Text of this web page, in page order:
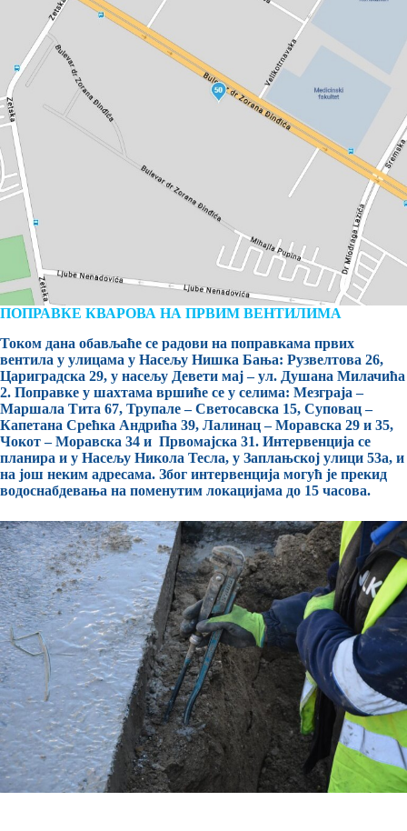
ПОПРАВКЕ КВАРОВА НА ПРВИМ ВЕНТИЛИМА
Током дана обављаће се радови на поправкама првих
вентила у улицама у Насељу Нишка Бања: Рузвелтова 26,
Цариградска 29, у насељу Девети мај – ул. Душана Милачића
2. Поправке у шахтама вршиће се у селима: Мезграја –
Маршала Тита 67, Трупале – Светосавска 15, Суповац –
Капетана Срећка Андрића 39, Лалинац – Моравска 29 и 35,
Чокот – Моравска 34 и Првомајска 31. Интервенција се
планира и у Насељу Никола Тесла, у Заплањској улици 53а, и
на још неким адресама. Због интервенција могућ је прекид
водоснабдевања на поменутим локацијама до 15 часова.